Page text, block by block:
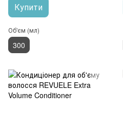
Купити
Об'єм (мл)
300